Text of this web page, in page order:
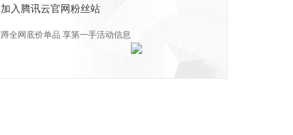
加入腾讯云官网粉丝站
蹲全网底价单品 享第一手活动信息